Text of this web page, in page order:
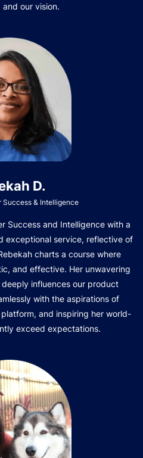
and our vision.
D.
Success & Intelligence
Success and Intelligence with a
exceptional service, reflective of
charts a course where
and effective. Her unwavering
influences our product
with the aspirations of
and inspiring her world-
exceed expectations.